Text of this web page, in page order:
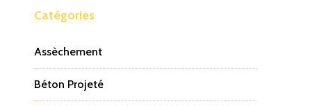
Catégories
Assèchement
Béton Projeté